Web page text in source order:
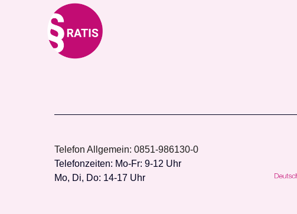
Kategorie:
Telefon Allgemein: 0851-986130-0
Telefonzeiten: Mo-Fr: 9-12 Uhr
Mo, Di, Do: 14-17 Uhr